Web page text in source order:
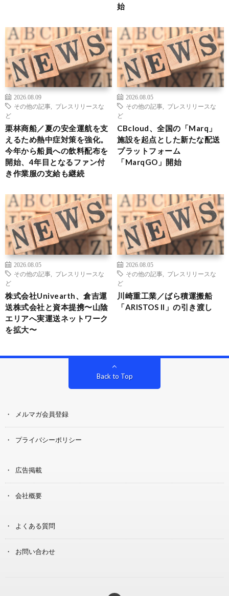
始
2026.08.09
その他の記事
プレスリリースな
ど
栗林商船／夏の安全運航を支
えるため熱中症対策を強化。
今年から船員への飲料配布を
開始、4年目となるファン付
き作業服の支給も継続
2026.08.05
その他の記事
プレスリリースな
ど
CBcloud、全国の「Marq」
施設を起点とした新たな配送
プラットフォーム
「MarqGO」開始
2026.08.05
その他の記事
プレスリリースな
ど
株式会社Univearth、倉吉運
送株式会社と資本提携〜山陰
エリアへ実運送ネットワーク
を拡大〜
2026.08.05
その他の記事
プレスリリースな
ど
川崎重工業／ばら積運搬船
「ARISTOS II」の引き渡し
Back to Top
メルマガ会員登録
プライバシーポリシー
広告掲載
会社概要
よくある質問
お問い合わせ